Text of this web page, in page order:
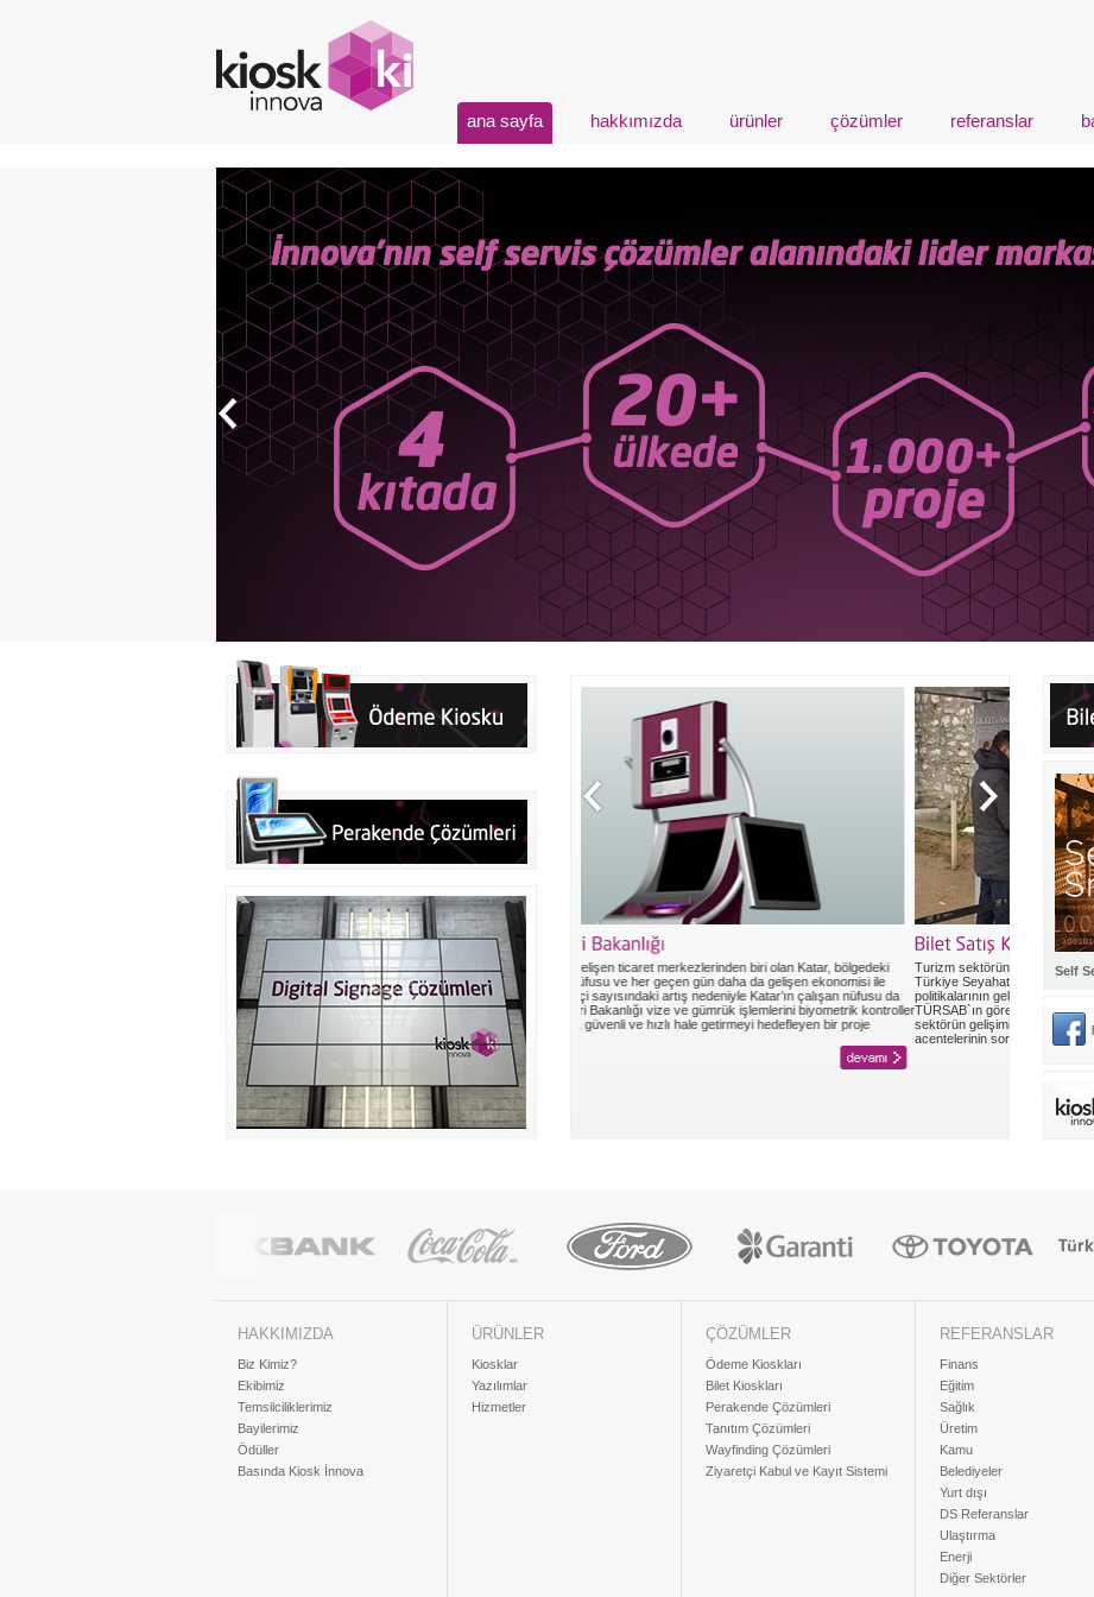
ana sayfa hakkımızda ürünler çözümler referanslar
Orta Doğu’nun gelişen ticaret merkezlerinden biri olan Katar, bölgedeki
önemini, artan nüfusu ve her geçen gün daha da gelişen ekonomisi ile
artırıyor. Ziyaretçi sayısındaki artış nedeniyle Katar’ın çalışan nüfusu da
arttığı için, İçişleri Bakanlığı vize ve gümrük işlemlerini biyometrik kontroller
aracılığıyla daha güvenli ve hızlı hale getirmeyi hedefleyen bir proje
başlatt...
Turizm sektörünün gelişmesini sağlamak amacıyla 1972`de kurulan
Türkiye Seyahat Acenteleri Birliği (TÜRSAB), aynı zamanda turizm
politikalarının geliştirilmesi konusunda da önemli görevler üstleniyor.
TÜRSAB`ın görevleri arasında profesyonel disiplinleri inşa etmek,
sektörün gelişimine yönelik aktiviteler düzenlemek ve seyahat
acentelerinin sorunlarına yönelik çözümler üze...
Self
HAKKIMIZDA
Biz Kimiz?
Ekibimiz
Temsilciliklerimiz
Bayilerimiz
Ödüller
Basında Kiosk İnnova
ÜRÜNLER
Kiosklar
Yazılımlar
Hizmetler
ÇÖZÜMLER
Ödeme Kioskları
Bilet Kioskları
Perakende Çözümleri
Tanıtım Çözümleri
Wayfinding Çözümleri
Ziyaretçi Kabul ve Kayıt Sistemi
REFERANSLAR
Finans
Eğitim
Sağlık
Üretim
Kamu
Belediyeler
Yurt dışı
DS Referanslar
Ulaştırma
Enerji
Diğer Sektörler